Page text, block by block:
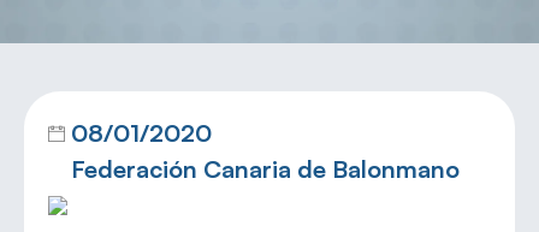
08/01/2020
Federación Canaria de Balonmano